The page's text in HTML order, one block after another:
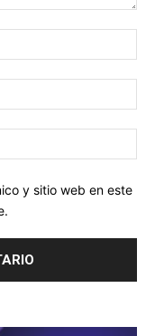
y sitio web en este